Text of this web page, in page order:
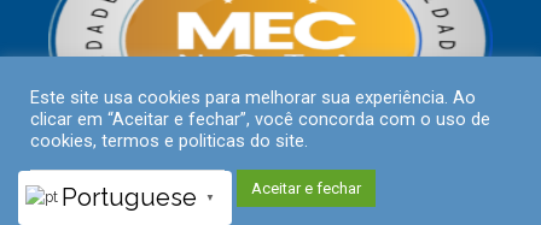
Este site usa cookies para melhorar sua experiência. Ao
clicar em “Aceitar e fechar”, você concorda com o uso de
cookies, termos e politicas do site.
Políticas de Privacidade Aceitar e fechar
Portuguese ▼